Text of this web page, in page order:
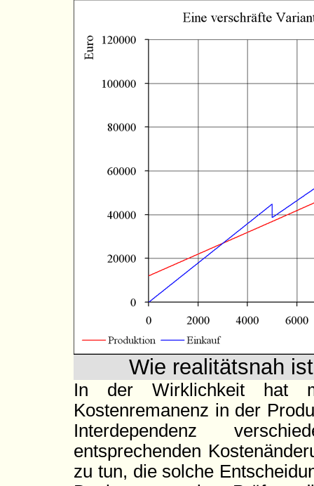
Wie realitätsnah
In der Wirklichkeit hat
Kostenremanenz in der
Interdependenz
entsprechenden
zu tun, die solche